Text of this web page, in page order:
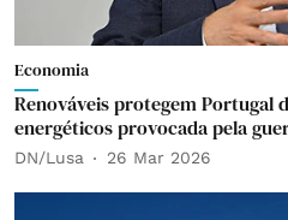
Economia
Renováveis protegem Portugal
energéticos provocada pela
DN/Lusa 26 Mar 2026